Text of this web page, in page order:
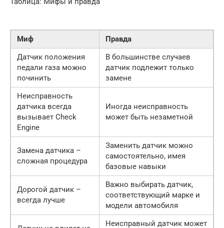
Миф
Правда
Датчик положения
педали газа можно
починить
В большинстве случаев
датчик подлежит только
замене
Неисправность
датчика всегда
вызывает Check
Engine
Иногда неисправность
может быть незаметной
Замена датчика –
сложная процедура
Заменить датчик можно
самостоятельно, имея
базовые навыки
Дорогой датчик –
всегда лучше
Важно выбирать датчик,
соответствующий марке и
модели автомобиля
Неисправный датчик может